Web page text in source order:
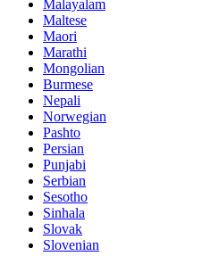
Malayalam
Maltese
Maori
Marathi
Mongolian
Burmese
Nepali
Norwegian
Pashto
Persian
Punjabi
Serbian
Sesotho
Sinhala
Slovak
Slovenian